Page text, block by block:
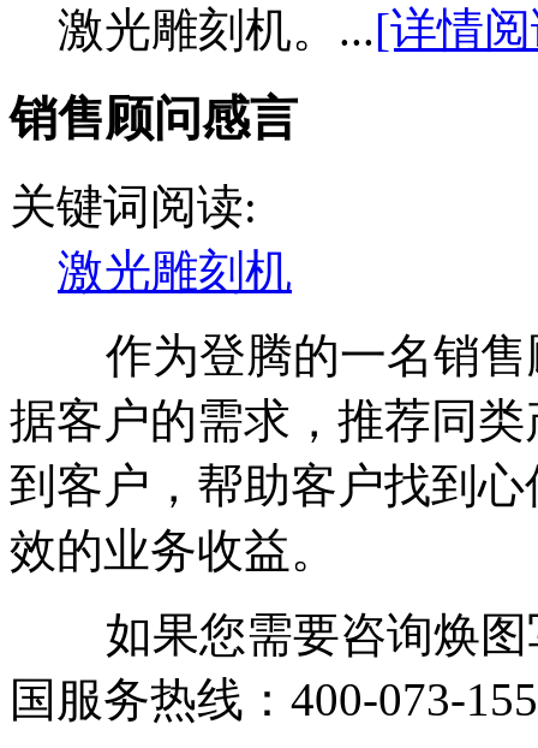
激光雕刻机。...[详情
销售顾问感言
关键词阅读:
激光雕刻机
作为登腾的一名销售
据客户的需求，推荐同
到客户，帮助客户找到
效的业务收益。
如果您需要咨询焕图
国服务热线：400-073-